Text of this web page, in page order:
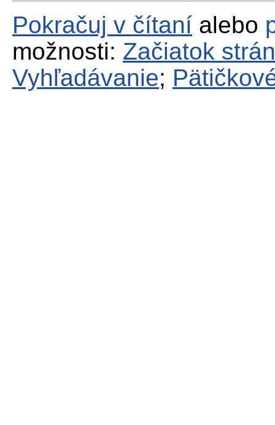
Pokračuj v čítaní alebo
možnosti: Začiatok
Vyhľadávanie;